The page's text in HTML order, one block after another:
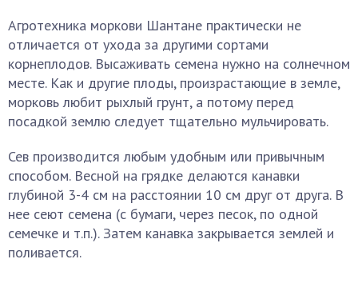
Агротехника моркови Шантане практически не
отличается от ухода за другими сортами
корнеплодов. Высаживать семена нужно на солнечном
месте. Как и другие плоды, произрастающие в земле,
морковь любит рыхлый грунт, а потому перед
посадкой землю следует тщательно мульчировать.
Сев производится любым удобным или привычным
способом. Весной на грядке делаются канавки
глубиной 3-4 см на расстоянии 10 см друг от друга. В
нее сеют семена (с бумаги, через песок, по одной
семечке и т.п.). Затем канавка закрывается землей и
поливается.